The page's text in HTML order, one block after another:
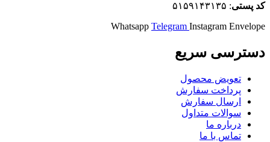
كد پستی: ۵۱۵۹۱۴۳۱۳۵
Whatsapp Telegram Instagram Envelope
دسترسی سریع
تعویض محصول
پرداخت سفارش
ارسال سفارش
سوالات متداول
درباره ما
تماس با ما